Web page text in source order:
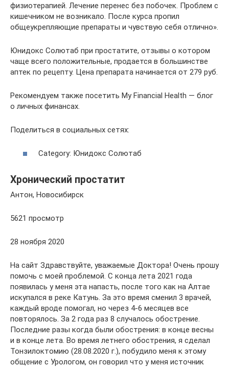
физиотерапией. Лечение перенес без побочек. Проблем с
кишечником не возникало. После курса пропил
общеукрепляющие препараты и чувствую себя отлично».
Юнидокс Солютаб при простатите, отзывы о котором
чаще всего положительные, продается в большинстве
аптек по рецепту. Цена препарата начинается от 279 руб.
Рекомендуем также посетить My Financial Health — блог
о личных финансах.
Поделиться в социальных сетях:
Category: Юнидокс Солютаб
Хронический простатит
Антон, Новосибирск
5621 просмотр
28 ноября 2020
На сайт Здравствуйте, уважаемые Доктора! Очень прошу
помочь с моей проблемой. С конца лета 2021 года
появилась у меня эта напасть, после того как на Алтае
искупался в реке Катунь. За это время сменил 3 врачей,
каждый вроде помогал, но через 4-6 месяцев все
повторялось. За 2 года раз 8 случалось обострение.
Последние разы когда были обострения: в конце весны
и в конце лета. Во время летнего обострения, я сделал
Тонзилоктомию (28.08.2020 г.), побудило меня к этому
общение с Урологом, он говорил что у меня источник